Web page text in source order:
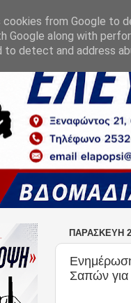
ΠΑΡΑΣΚΕΥΉ
Σαπών για
cookies from Google to
Google along with
to detect and address